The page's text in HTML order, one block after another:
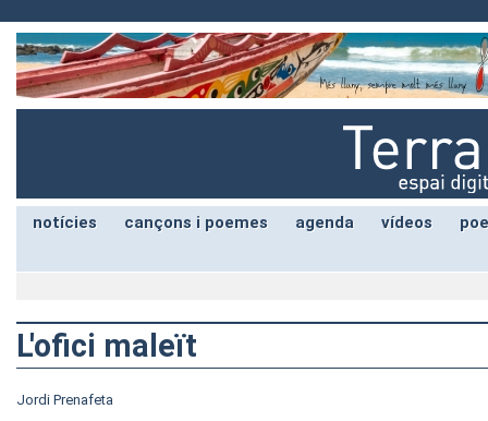
notícies cançons i poemes agenda vídeos
L'ofici maleït
Jordi Prenafeta